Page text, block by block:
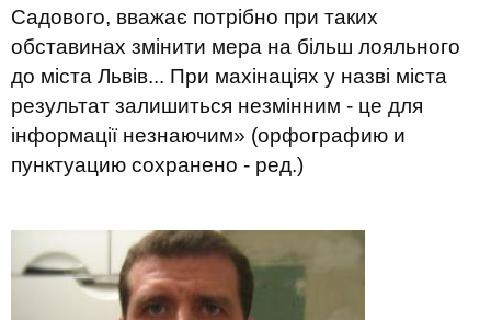
Садового, вважає потрібно при таких
обставинах змінити мера на більш лояльного
до міста Львів... При махінаціях у назві міста
результат залишиться незмінним - це для
інформації незнаючим» (орфографию и
пунктуацию сохранено - ред.)